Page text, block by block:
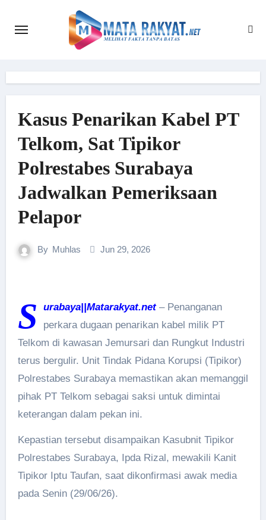
Kasus Penarikan Kabel PT
Telkom, Sat Tipikor
Polrestabes Surabaya
Jadwalkan Pemeriksaan
Pelapor
By Muhlas Jun 29, 2026
S urabaya||Matarakyat.net– Penanganan
perkara dugaan penarikan kabel milik PT
Telkom di kawasan Jemursari dan Rungkut Industri
terus bergulir. Unit Tindak Pidana Korupsi (Tipikor)
Polrestabes Surabaya memastikan akan memanggil
pihak PT Telkom sebagai saksi untuk dimintai
keterangan dalam pekan ini.
Kepastian tersebut disampaikan Kasubnit Tipikor
Polrestabes Surabaya, Ipda Rizal, mewakili Kanit
Tipikor Iptu Taufan, saat dikonfirmasi awak media
pada Senin (29/06/26).